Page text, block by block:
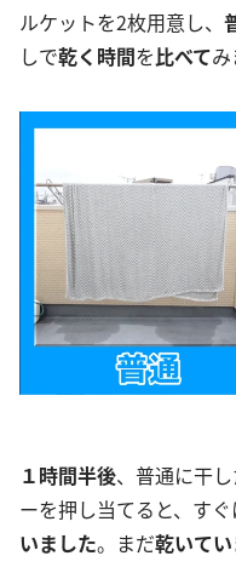
ルケットを2枚用意し、
しで乾く時間を比べてみ
１時間半後、普通に干
ーを押し当てると、す
いました。まだ乾いて